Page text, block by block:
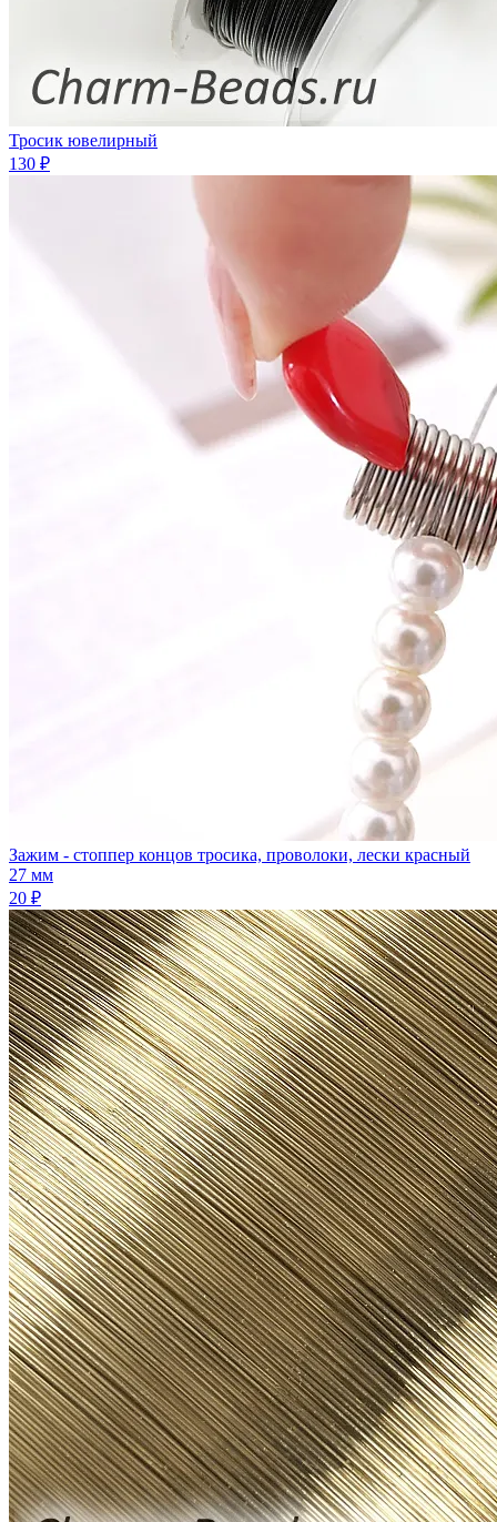
Тросик ювелирный
130 ₽
Зажим - стоппер концов тросика, проволоки, лески красный
27 мм
20 ₽